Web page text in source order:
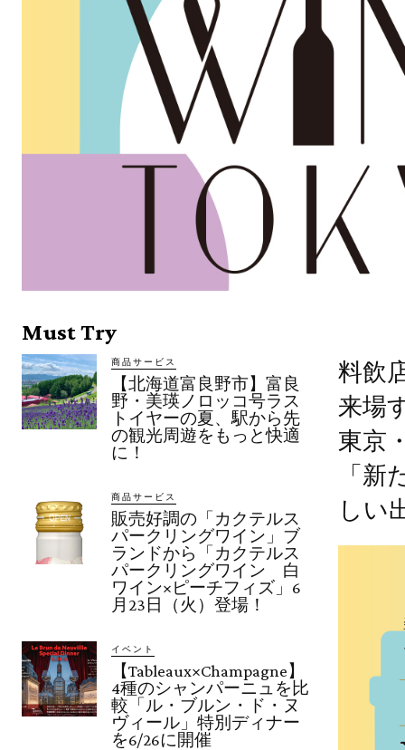
Must Try
商品サービス
【北海道富良野市】富良
野・美瑛ノロッコ号ラス
トイヤーの夏、駅から先
の観光周遊をもっと快適
に！
商品サービス
販売好調の「カクテルス
パークリングワイン」ブ
ランドから「カクテルス
パークリングワイン 白
ワイン×ピーチフィズ」6
月23日（火）登場！
イベント
【Tableaux×Champagne】
4種のシャンパーニュを比
較「ル・ブルン・ド・ヌ
ヴィール」特別ディナー
を6/26に開催
料飲
来場
東京
「
しい